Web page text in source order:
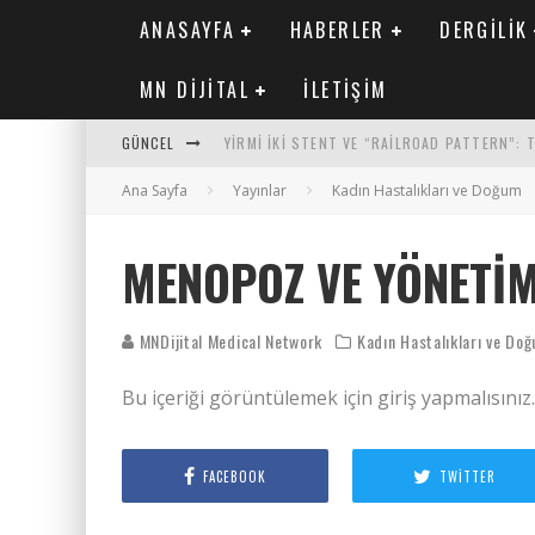
ANASAYFA HABERLER DERGILIK
MN DIJITAL İLETIŞIM
GÜNCEL YIRMI İKI STENT VE “RAILROAD PATTERN”:
SAFEN VEN GREFT HASTALIĞI ILE İLIŞKILI
MN KARDIYOLOJI YIL 33 SAYI 2 2026
Ana Sayfa Yayınlar Kadın Hastalıkları ve Doğum
MENOPOZ VE
MNDijital Medical Network Kadın Hastalıkları ve
Bu içeriği görüntülemek için giriş
FACEBOOK TWITTER